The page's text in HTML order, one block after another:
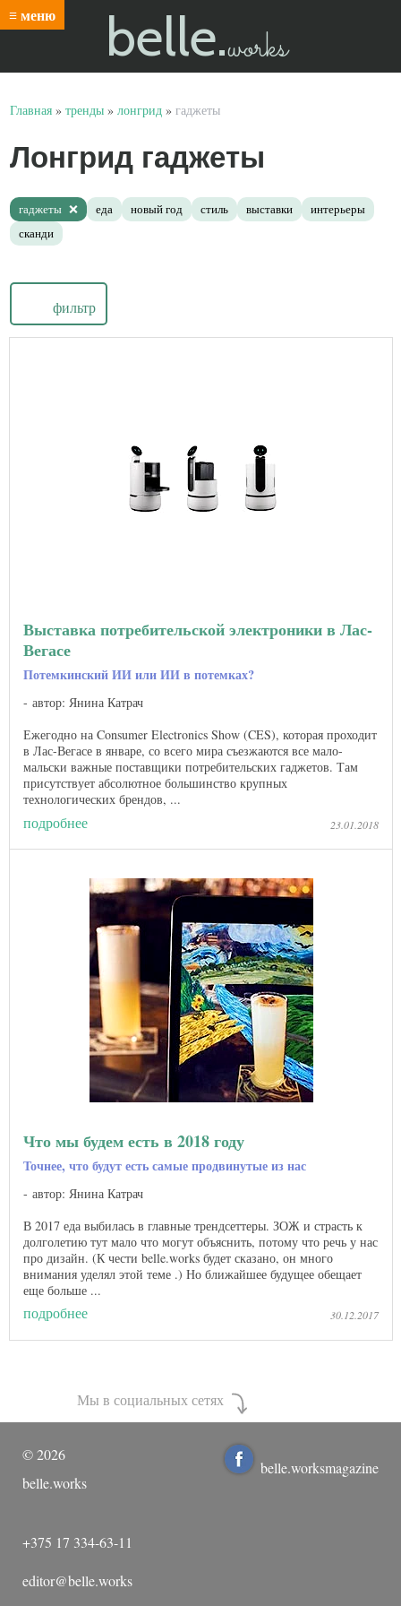
≡ меню belle.works
Главная » тренды » лонгрид » гаджеты
Лонгрид гаджеты
гаджеты еда новый год стиль выставки
интерьеры
сканди
фильтр
Выставка потребительской электроники в Лас-
Вегасе
Потемкинский ИИ или ИИ в потемках?
автор: Янина Катрач
Ежегодно на Consumer Electronics Show (CES), которая проходит
в Лас-Вегасе в январе, со всего мира съезжаются все мало-
мальски важные поставщики потребительских гаджетов. Там
присутствует абсолютное большинство крупных
технологических брендов, ...
подробнее 23.01.2018
Что мы будем есть в 2018 году
Точнее, что будут есть самые продвинутые из нас
автор: Янина Катрач
В 2017 еда выбилась в главные трендсеттеры. ЗОЖ и страсть к
долголетию тут мало что могут объяснить, потому что речь у нас
про дизайн. (К чести belle.works будет сказано, он много
внимания уделял этой теме .) Но ближайшее будущее обещает
еще больше ...
подробнее 30.12.2017
©2026
belle.works
+375 17 334-63-11
editor@belle.works
Мы в социальных сетях
belle.worksmagazine